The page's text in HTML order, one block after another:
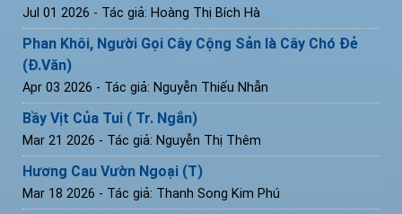
Jul 01 2026 - Tác giả: Hoàng Thị Bích Hà
Phan Khôi, Người Gọi Cây Cộng Sản là Cây Chó Đẻ
(Đ.Văn)
Apr 03 2026 - Tác giả: Nguyễn Thiếu Nhẫn
Bầy Vịt Của Tui ( Tr. Ngắn)
Mar 21 2026 - Tác giả: Nguyễn Thị Thêm
Hương Cau Vườn Ngoại (T)
Mar 18 2026 - Tác giả: Thanh Song Kim Phú